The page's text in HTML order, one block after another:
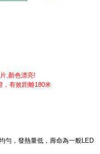
,顏色漂亮!
，有效距離180米
勻，發熱量低，壽命為一般LED